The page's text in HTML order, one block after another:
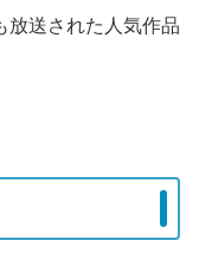
放送された人気作品